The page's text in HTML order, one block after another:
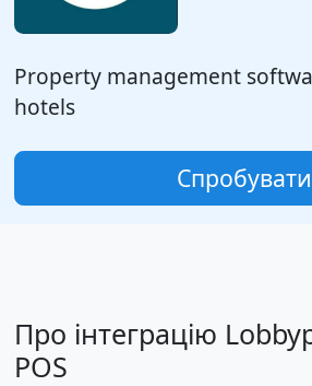
Property management
hotels
Спробувати
Про інтеграцію
POS